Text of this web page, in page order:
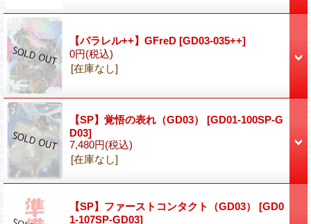
【パラレル++】GFreD [GD03-035++]
0円(税込)
[在庫なし]
【SP】覚悟の表れ（GD03） [GD01-100SP-G
D03]
7,480円(税込)
[在庫なし]
【SP】ファーストコンタクト（GD03） [GD0
1-107SP-GD03]